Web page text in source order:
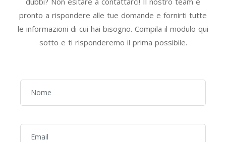
pronto a rispondere alle tue domande e fornirti tutte
le informazioni di cui hai bisogno. Compila il modulo qui
sotto e ti risponderemo il prima possibile.